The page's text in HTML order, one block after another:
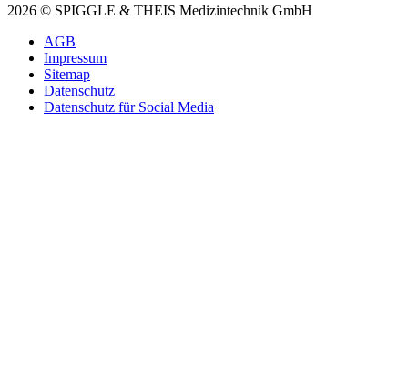
2026 © SPIGGLE & THEIS Medizintechnik GmbH
AGB
Impressum
Sitemap
Datenschutz
Datenschutz für Social Media